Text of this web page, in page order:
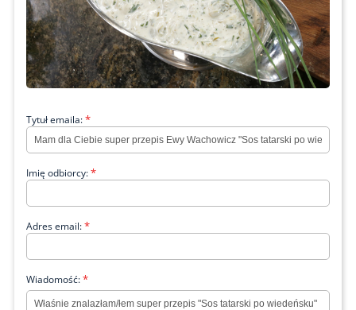
Tytuł emaila:*
Imię odbiorcy:*
Adres email:*
Wiadomość:*